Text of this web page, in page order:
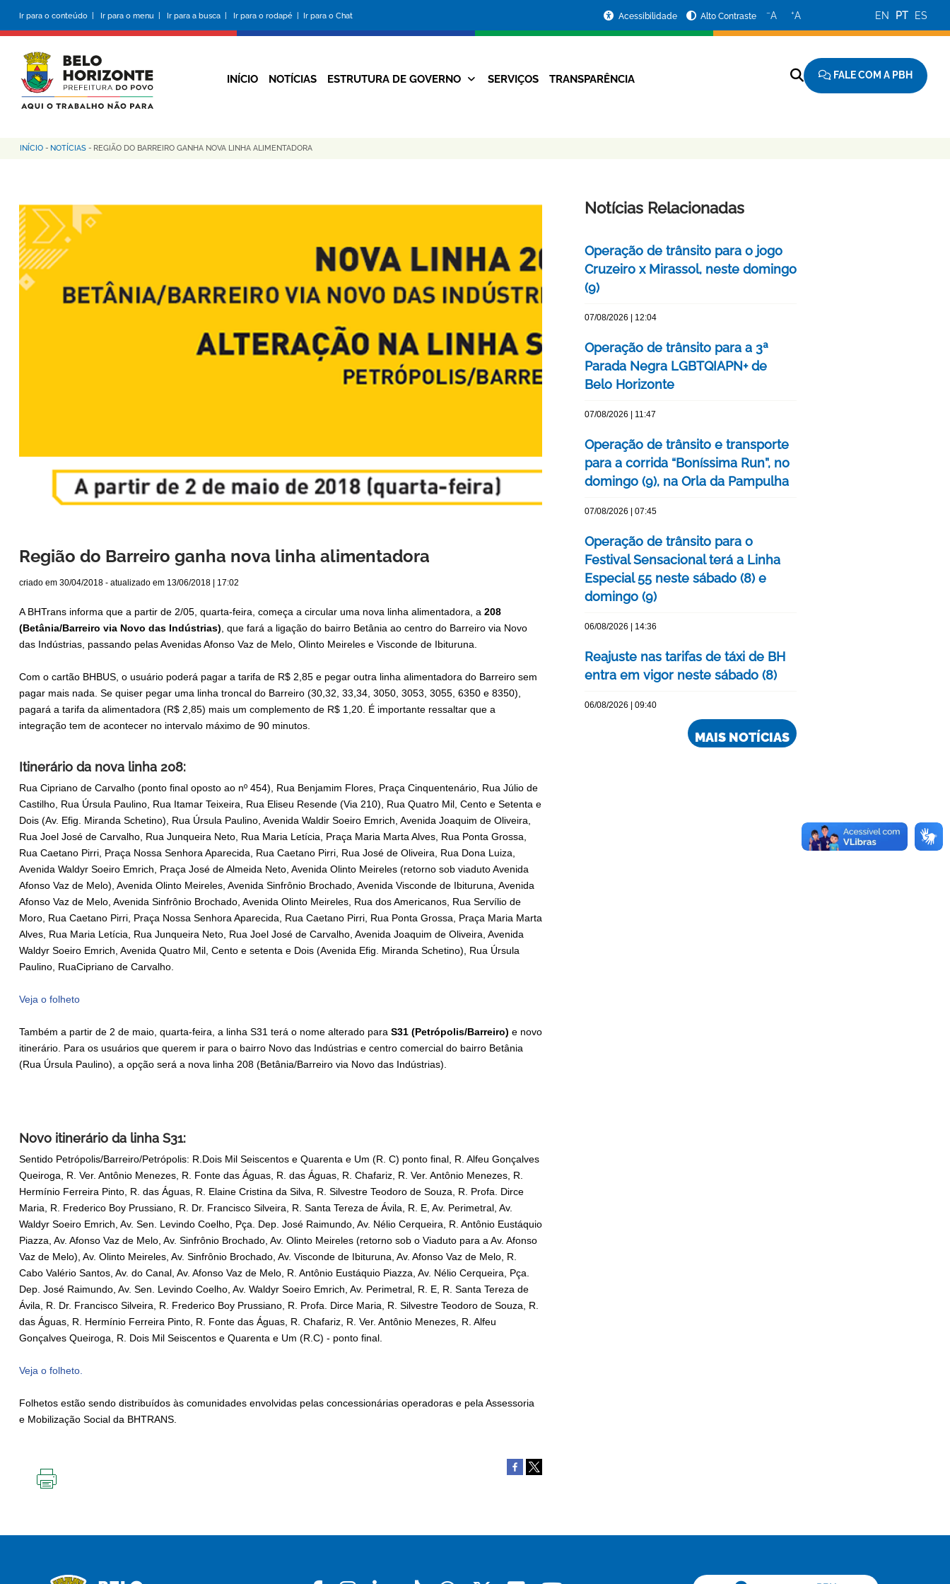
conteúdo
principal
Ir para o conteúdo | Ir para o menu | Ir para a busca | Ir para o rodapé | Ir para o Chat
da
Prefeitura
Acessibilidade Alto Contraste −A +A EN PT ES
Navegação
INÍCIO NOTÍCIAS ESTRUTURA DE GOVERNO SERVIÇOS TRANSPARÊNCIA FALE COM A PBH
Trilha
navegação
INÍCIO - NOTÍCIAS - REGIÃO DO BARREIRO GANHA NOVA LINHA ALIMENTADORA
Região do Barreiro ganha nova linha alimentadora
criado em 30/04/2018 - atualizado em 13/06/2018 | 17:02
A BHTrans informa que a partir de 2/05, quarta-feira, começa a circular uma nova linha alimentadora, a 208
(Betânia/Barreiro via Novo das Indústrias), que fará a ligação do bairro Betânia ao centro do Barreiro via Novo
das Indústrias, passando pelas Avenidas Afonso Vaz de Melo, Olinto Meireles e Visconde de Ibituruna.
Com o cartão BHBUS, o usuário poderá pagar a tarifa de R$ 2,85 e pegar outra linha alimentadora do Barreiro sem
pagar mais nada. Se quiser pegar uma linha troncal do Barreiro (30,32, 33,34, 3050, 3053, 3055, 6350 e 8350),
pagará a tarifa da alimentadora (R$ 2,85) mais um complemento de R$ 1,20. É importante ressaltar que a
integração tem de acontecer no intervalo máximo de 90 minutos.
Itinerário da nova linha 208:
Rua Cipriano de Carvalho (ponto final oposto ao nº 454), Rua Benjamim Flores, Praça Cinquentenário, Rua Júlio de
Castilho, Rua Úrsula Paulino, Rua Itamar Teixeira, Rua Eliseu Resende (Via 210), Rua Quatro Mil, Cento e Setenta e
Dois (Av. Efig. Miranda Schetino), Rua Úrsula Paulino, Avenida Waldir Soeiro Emrich, Avenida Joaquim de Oliveira,
Rua Joel José de Carvalho, Rua Junqueira Neto, Rua Maria Letícia, Praça Maria Marta Alves, Rua Ponta Grossa,
Rua Caetano Pirri, Praça Nossa Senhora Aparecida, Rua Caetano Pirri, Rua José de Oliveira, Rua Dona Luiza,
Avenida Waldyr Soeiro Emrich, Praça José de Almeida Neto, Avenida Olinto Meireles (retorno sob viaduto Avenida
Afonso Vaz de Melo), Avenida Olinto Meireles, Avenida Sinfrônio Brochado, Avenida Visconde de Ibituruna, Avenida
Afonso Vaz de Melo, Avenida Sinfrônio Brochado, Avenida Olinto Meireles, Rua dos Americanos, Rua Servílio de
Moro, Rua Caetano Pirri, Praça Nossa Senhora Aparecida, Rua Caetano Pirri, Rua Ponta Grossa, Praça Maria Marta
Alves, Rua Maria Letícia, Rua Junqueira Neto, Rua Joel José de Carvalho, Avenida Joaquim de Oliveira, Avenida
Waldyr Soeiro Emrich, Avenida Quatro Mil, Cento e setenta e Dois (Avenida Efig. Miranda Schetino), Rua Úrsula
Paulino, RuaCipriano de Carvalho.
Veja o folheto
Também a partir de 2 de maio, quarta-feira, a linha S31 terá o nome alterado para S31 (Petrópolis/Barreiro) e novo
itinerário. Para os usuários que querem ir para o bairro Novo das Indústrias e centro comercial do bairro Betânia
(Rua Úrsula Paulino), a opção será a nova linha 208 (Betânia/Barreiro via Novo das Indústrias).
Novo itinerário da linha S31:
Sentido Petrópolis/Barreiro/Petrópolis: R.Dois Mil Seiscentos e Quarenta e Um (R. C) ponto final, R. Alfeu Gonçalves
Queiroga, R. Ver. Antônio Menezes, R. Fonte das Águas, R. das Águas, R. Chafariz, R. Ver. Antônio Menezes, R.
Hermínio Ferreira Pinto, R. das Águas, R. Elaine Cristina da Silva, R. Silvestre Teodoro de Souza, R. Profa. Dirce
Maria, R. Frederico Boy Prussiano, R. Dr. Francisco Silveira, R. Santa Tereza de Ávila, R. E, Av. Perimetral, Av.
Waldyr Soeiro Emrich, Av. Sen. Levindo Coelho, Pça. Dep. José Raimundo, Av. Nélio Cerqueira, R. Antônio Eustáquio
Piazza, Av. Afonso Vaz de Melo, Av. Sinfrônio Brochado, Av. Olinto Meireles (retorno sob o Viaduto para a Av. Afonso
Vaz de Melo), Av. Olinto Meireles, Av. Sinfrônio Brochado, Av. Visconde de Ibituruna, Av. Afonso Vaz de Melo, R.
Cabo Valério Santos, Av. do Canal, Av. Afonso Vaz de Melo, R. Antônio Eustáquio Piazza, Av. Nélio Cerqueira, Pça.
Dep. José Raimundo, Av. Sen. Levindo Coelho, Av. Waldyr Soeiro Emrich, Av. Perimetral, R. E, R. Santa Tereza de
Ávila, R. Dr. Francisco Silveira, R. Frederico Boy Prussiano, R. Profa. Dirce Maria, R. Silvestre Teodoro de Souza, R.
das Águas, R. Hermínio Ferreira Pinto, R. Fonte das Águas, R. Chafariz, R. Ver. Antônio Menezes, R. Alfeu
Gonçalves Queiroga, R. Dois Mil Seiscentos e Quarenta e Um (R.C) - ponto final.
Veja o folheto.
Folhetos estão sendo distribuídos às comunidades envolvidas pelas concessionárias operadoras e pela Assessoria
e Mobilização Social da BHTRANS.
Notícias Relacionadas
Operação de trânsito para o jogo
Cruzeiro x Mirassol, neste domingo
(9)
07/08/2026 | 12:04
Operação de trânsito para a 3ª
Parada Negra LGBTQIAPN+ de
Belo Horizonte
07/08/2026 | 11:47
Operação de trânsito e transporte
para a corrida “Boníssima Run”, no
domingo (9), na Orla da Pampulha
07/08/2026 | 07:45
Operação de trânsito para o
Festival Sensacional terá a Linha
Especial 55 neste sábado (8) e
domingo (9)
06/08/2026 | 14:36
Reajuste nas tarifas de táxi de BH
entra em vigor neste sábado (8)
06/08/2026 | 09:40
MAIS NOTÍCIAS